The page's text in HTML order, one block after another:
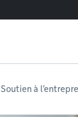
Soutien à